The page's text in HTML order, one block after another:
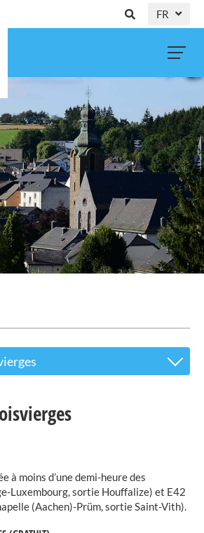
FR
NL
EN
à moins d’une demi-heure des
Luxembourg, sortie Houffalize) et E42
(Aachen)-Prüm, sortie Saint-Vith).